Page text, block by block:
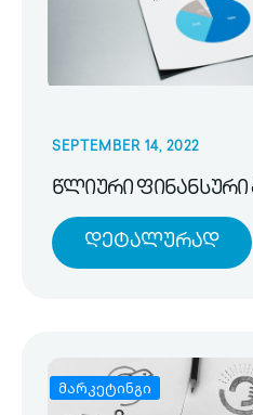
SEPTEMBER 14, 2022
წლიური ფინანსური
Დეტალურად
მარკეტინგი